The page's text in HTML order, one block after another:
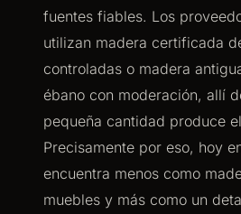
fuentes fiables. Los
utilizan madera certificada
controladas o madera
ébano con moderación, allí
pequeña cantidad produce
Precisamente por eso, hoy
encuentra menos como
muebles y más como un